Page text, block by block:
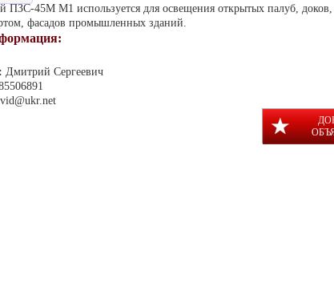
ПЗС-45М М1 используется для освещения открытых палуб,
фасадов промышленных зданий.
Дмитрий Сергеевич